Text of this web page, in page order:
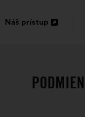
Náš prístup